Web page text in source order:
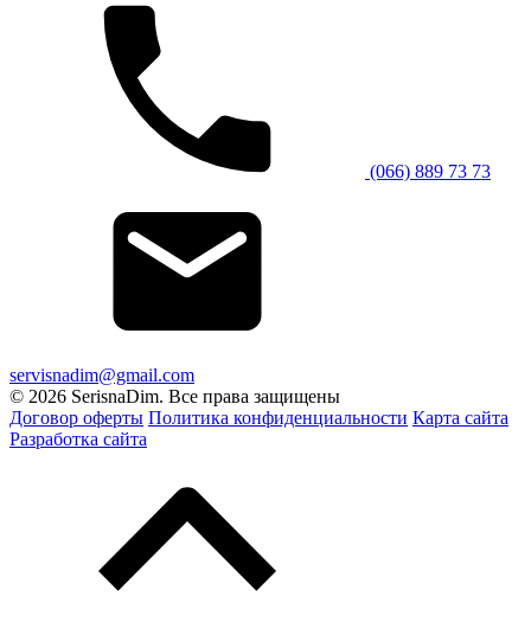
(066) 889 73 73
servisnadim@gmail.com
© 2026 SerisnaDim. Все права защищены
Договор оферты Политика конфиденциальности Карта сайта
Разработка сайта